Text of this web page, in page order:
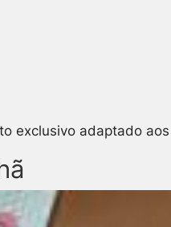
exclusivo adaptado